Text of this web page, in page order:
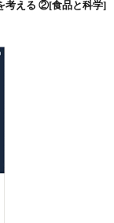
考える ②[食品と科学]